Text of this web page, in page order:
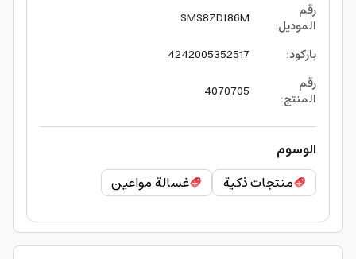
رقم
الموديل:
SMS8ZDI86M
باركود:
4242005352517
رقم
المنتج:
4070705
الوسوم
منتجات ذكية
غسالة مواعين